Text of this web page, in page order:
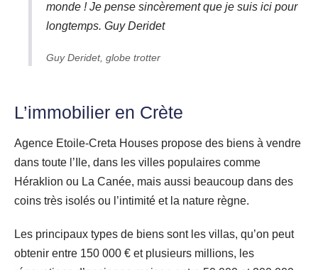
monde ! Je pense sincèrement que je suis ici pour
longtemps. Guy Deridet
Guy Deridet, globe trotter
L’immobilier en Crète
Agence Etoile-Creta Houses propose des biens à vendre
dans toute l’Ile, dans les villes populaires comme
Héraklion ou La Canée, mais aussi beaucoup dans des
coins très isolés ou l’intimité et la nature règne.
Les principaux types de biens sont les villas, qu’on peut
obtenir entre 150 000 € et plusieurs millions, les